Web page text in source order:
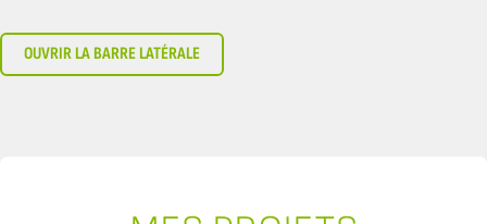
OUVRIR LA BARRE LATÉRALE